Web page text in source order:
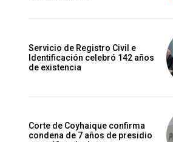
Servicio de Registro Civil e
Identificación celebró 142 años
de existencia
Corte de Coyhaique confirma
condena de 7 años de presidio